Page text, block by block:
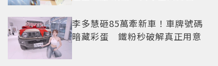
李多慧砸85萬牽新車！車牌號碼
暗藏彩蛋 鐵粉秒破解真正用意